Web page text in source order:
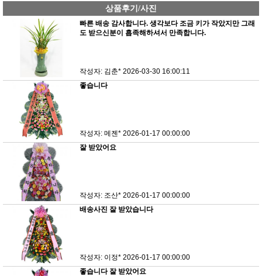
상품후기/사진
빠른 배송 감사합니다. 생각보다 조금 키가 작았지만 그래
도 받으신분이 흡족해하셔서 만족합니다.
작성자: 김춘* 2026-03-30 16:00:11
좋습니다
작성자: 메젠* 2026-01-17 00:00:00
잘 받았어요
작성자: 조산* 2026-01-17 00:00:00
배송사진 잘 받았습니다
작성자: 이정* 2026-01-17 00:00:00
좋습니다 잘 받았어요